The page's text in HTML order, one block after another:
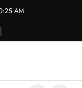
AM